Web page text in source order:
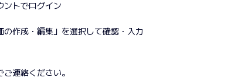
ントでログイン
作成・編集」を選択して確認・入力
連絡ください。